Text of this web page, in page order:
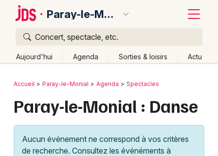
Paray-le-Monial
Concert, spectacle, etc.
Aujourd'hui Agenda Sorties & loisirs Actu
Publier un événement
Grands événements
Bordeaux
Lille
Retour
Accueil Paray-le-Monial Agenda Spectacles
Paray-le-Monial : Danse
Aucun événement ne correspond à vos critères
de recherche. Consultez les événéments à
Quoi ?
Où ?
Bourgogne
Partout Près de moi Changer de lieu
Quand ?
Ce week-end